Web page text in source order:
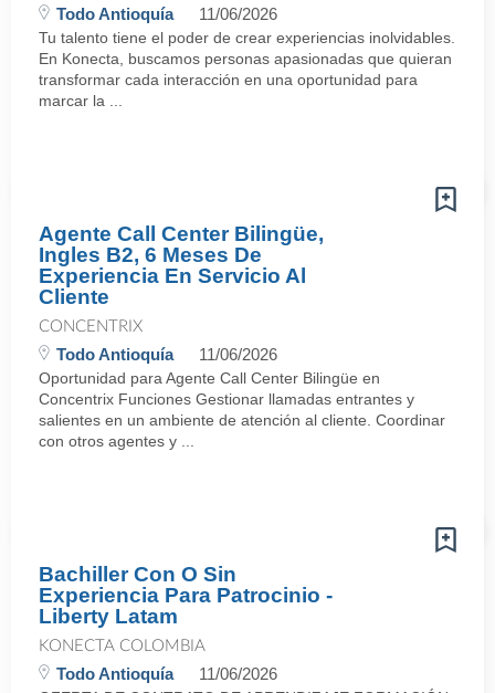
Todo Antioquía 11/06/2026
Tu talento tiene el poder de crear experiencias inolvidables.
En Konecta, buscamos personas apasionadas que quieran
transformar cada interacción en una oportunidad para
marcar la ...
Agente Call Center Bilingüe,
Ingles B2, 6 Meses De
Experiencia En Servicio Al
Cliente
CONCENTRIX
Todo Antioquía 11/06/2026
Oportunidad para Agente Call Center Bilingüe en
Concentrix Funciones Gestionar llamadas entrantes y
salientes en un ambiente de atención al cliente. Coordinar
con otros agentes y ...
Bachiller Con O Sin
Experiencia Para Patrocinio -
Liberty Latam
KONECTA COLOMBIA
Todo Antioquía 11/06/2026